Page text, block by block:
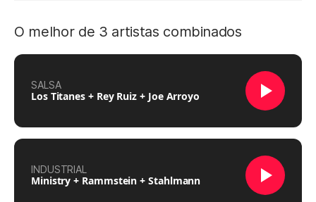
O melhor de 3 artistas combinados
SALSA
Los Titanes + Rey Ruiz + Joe Arroyo
INDUSTRIAL
Ministry + Rammstein + Stahlmann